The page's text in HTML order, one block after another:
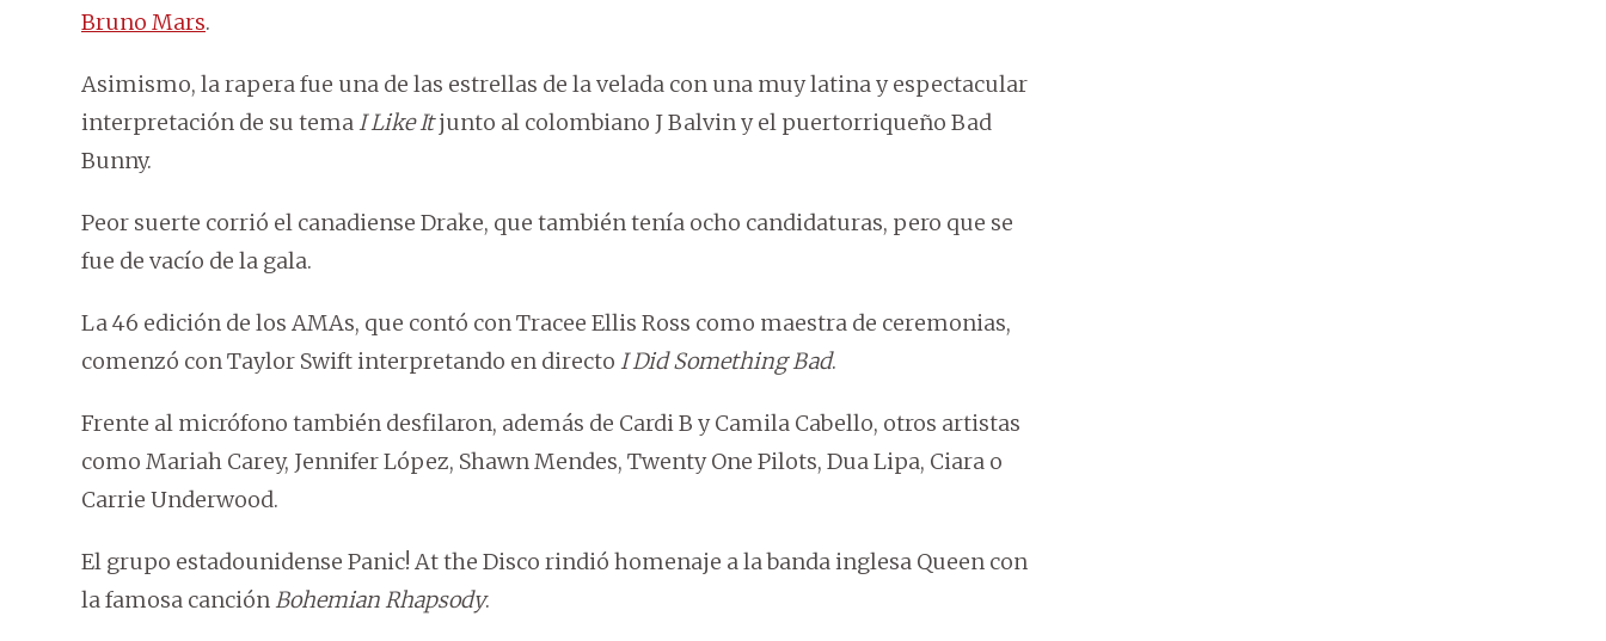
Bruno Mars.
Asimismo, la rapera fue una de las estrellas de la velada con una muy latina y espectacular
interpretación de su temaI Like Itjunto al colombiano J Balvin y el puertorriqueño Bad
Bunny.
Peor suerte corrió el canadiense Drake, que también tenía ocho candidaturas, pero que se
fue de vacío de la gala.
La 46 edición de los AMAs, que contó con Tracee Ellis Ross como maestra de ceremonias,
comenzó con Taylor Swift interpretando en directo I Did Something Bad.
Frente al micrófono también desfilaron, además de Cardi B y Camila Cabello, otros artistas
como Mariah Carey, Jennifer López, Shawn Mendes, Twenty One Pilots, Dua Lipa, Ciara o
Carrie Underwood.
El grupo estadounidense Panic! At the Disco rindió homenaje a la banda inglesa Queen con
la famosa canciónBohemian Rhapsody.